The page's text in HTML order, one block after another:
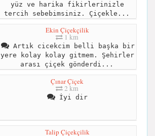
yüz ve harika fikirlerinizle
tercih sebebimsiniz. Çiçekle...
Ekin Çiçekçilik
1 km
Artık cicekcim belli başka bir
yere kolay kolay gitmem. Şehirler
arası çiçek gönderdi...
Çınar Çiçek
2 km
İyi dir
Talip Çiçekçilik